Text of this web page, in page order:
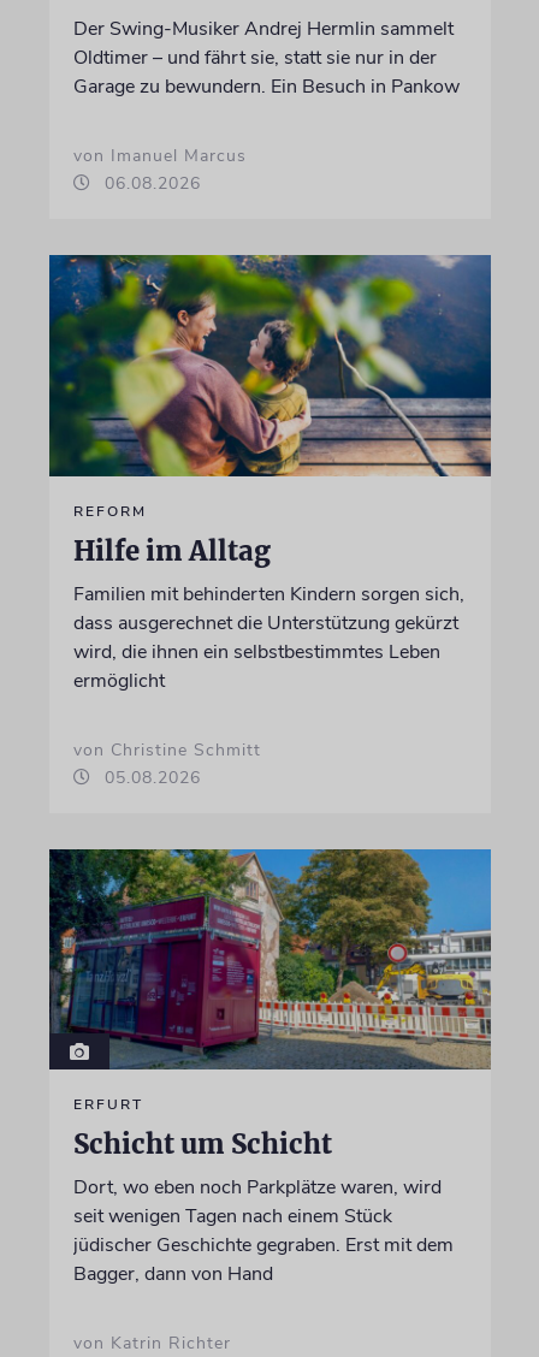
Der Swing-Musiker Andrej Hermlin sammelt
Oldtimer – und fährt sie, statt sie nur in der
Garage zu bewundern. Ein Besuch in Pankow
von Imanuel Marcus
06.08.2026
REFORM
Hilfe im Alltag
Familien mit behinderten Kindern sorgen sich,
dass ausgerechnet die Unterstützung gekürzt
wird, die ihnen ein selbstbestimmtes Leben
ermöglicht
von Christine Schmitt
05.08.2026
ERFURT
Schicht um Schicht
Dort, wo eben noch Parkplätze waren, wird
seit wenigen Tagen nach einem Stück
jüdischer Geschichte gegraben. Erst mit dem
Bagger, dann von Hand
von Katrin Richter